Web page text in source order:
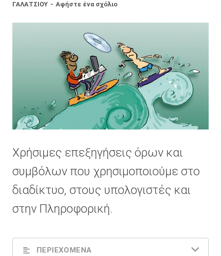
ΓΑΛΑΤΣΙΟΥ - Αφήστε ένα σχόλιο
Χρήσιμες επεξηγήσεις όρων και
συμβόλων που χρησιμοποιούμε στο
διαδίκτυο, στους υπολογιστές και
στην Πληροφορική.
ΠΕΡΙΕΧΟΜΕΝΑ